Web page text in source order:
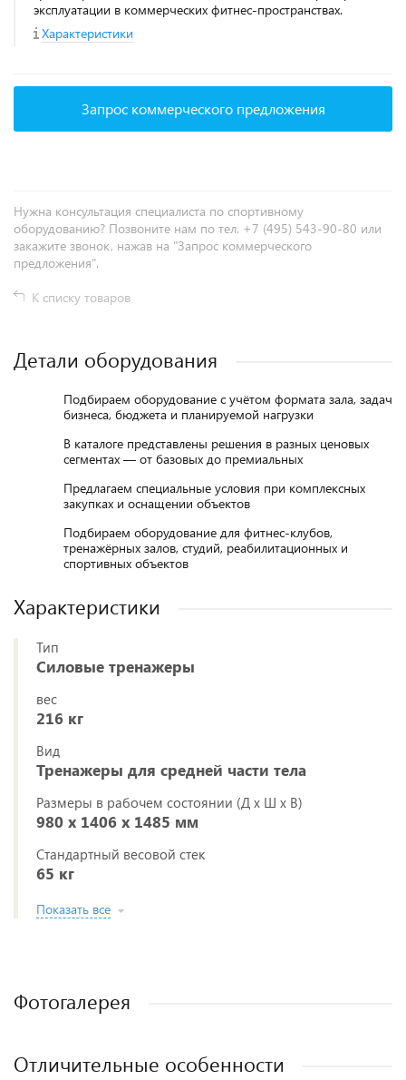
эксплуатации в коммерческих фитнес‑пространствах.
Характеристики
Запрос коммерческого предложения
Нужна консультация специалиста по спортивному
оборудованию? Позвоните нам по тел. +7 (495) 543-90-80 или
закажите звонок, нажав на "Запрос коммерческого
предложения".
К списку товаров
Детали оборудования
Подбираем оборудование с учётом формата зала, задач
бизнеса, бюджета и планируемой нагрузки
В каталоге представлены решения в разных ценовых
сегментах — от базовых до премиальных
Предлагаем специальные условия при комплексных
закупках и оснащении объектов
Подбираем оборудование для фитнес-клубов,
тренажёрных залов, студий, реабилитационных и
спортивных объектов
Характеристики
Тип
Силовые тренажеры
вес
216 кг
Вид
Тренажеры для средней части тела
Размеры в рабочем состоянии (Д х Ш х В)
980 х 1406 х 1485 мм
Стандартный весовой стек
65 кг
Показать все
Фотогалерея
Отличительные особенности